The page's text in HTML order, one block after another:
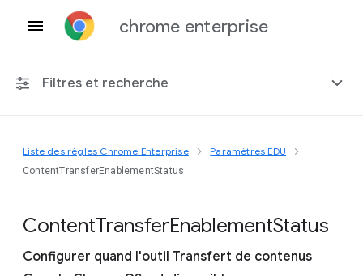
chrome enterprise
Filtres et recherche
Toute plate-forme
Liste des règles Chrome Enterprise Paramètres EDU
ContentTransferEnablementStatus
ContentTransferEnablementStatus
Configurer quand l'outil Transfert de contenus